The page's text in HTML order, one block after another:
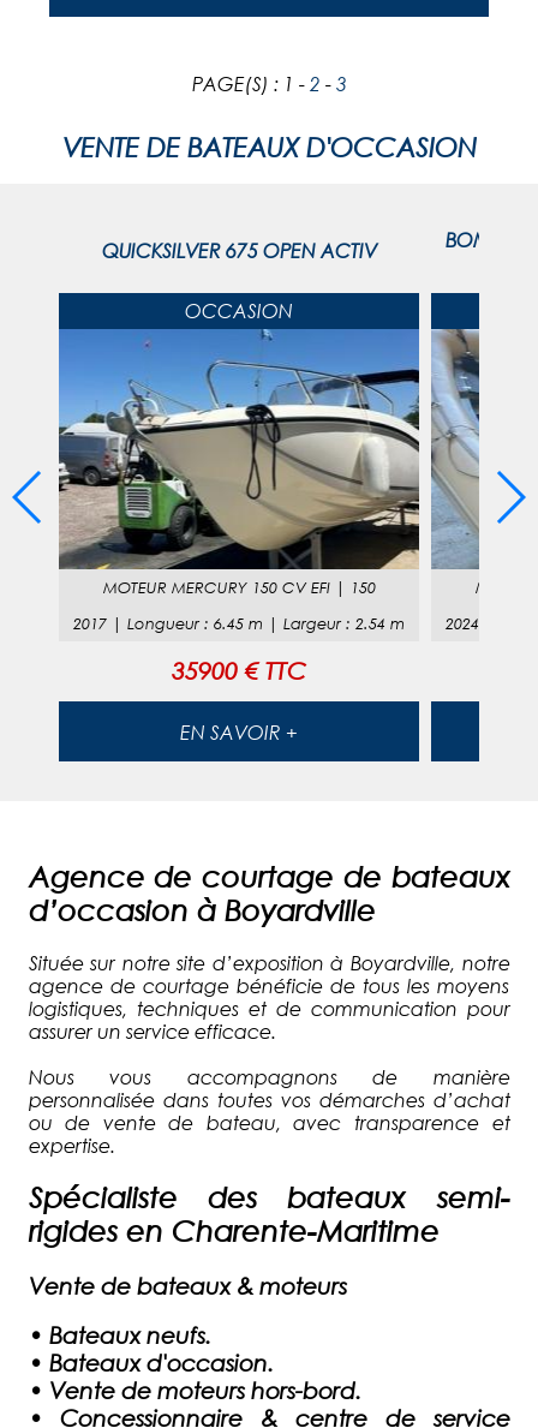
PAGE(S) : 1 - 2 - 3
VENTE DE BATEAUX D'OCCASION
QUICKSILVER 675 OPEN ACTIV
OCCASION
MOTEUR MERCURY 150 CV EFI|
150
2017 |Longueur :6.45 m |Largeur :2.54 m
35900 € TTC
EN SAVOIR +
MOTEUR
2024
Agence de courtage de bateaux
d’occasion à Boyardville
Située sur notre site d’exposition à Boyardville, notre
agence de courtage bénéficie de tous les moyens
logistiques, techniques et de communication pour
assurer un service efficace.
Nous vous accompagnons de manière
personnalisée dans toutes vos démarches d’achat
ou de vente de bateau, avec transparence et
expertise.
Spécialiste des bateaux semi-
rigides en Charente-Maritime
Vente de bateaux & moteurs
• Bateaux neufs.
• Bateaux d'occasion.
• Vente de moteurs hors-bord.
•
Concessionnaire & centre de service